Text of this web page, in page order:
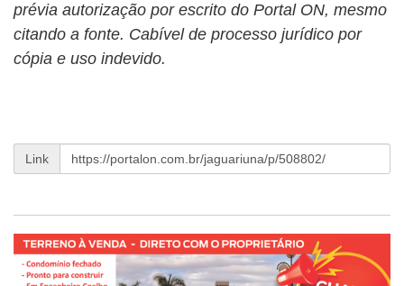
prévia autorização por escrito do Portal ON, mesmo
citando a fonte. Cabível de processo jurídico por
cópia e uso indevido.
Link